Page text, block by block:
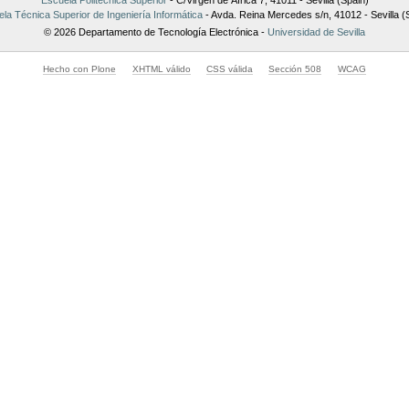
Técnica Superior de Ingeniería Informática- Avda. Reina Mercedes s/n, 41012 - Sevilla
© 2026 Departamento de Tecnología Electrónica - Universidad de Sevilla
Hecho con Plone XHTML válido CSS válida Sección 508 WCAG